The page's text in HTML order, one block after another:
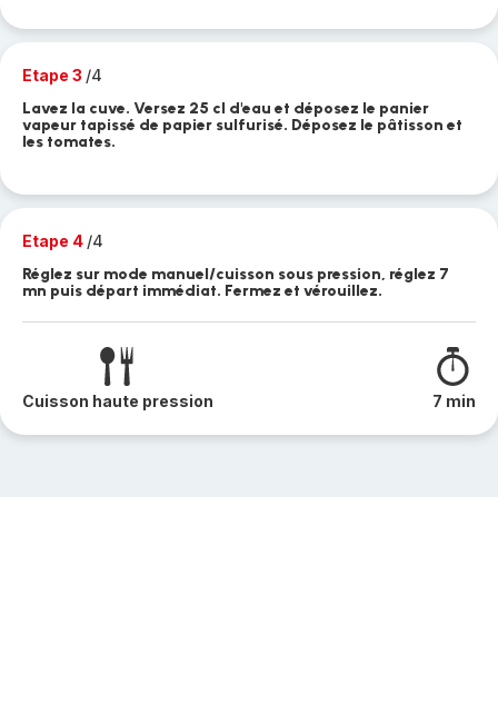
Etape 3 /4
Lavez la cuve. Versez 25 cl d'eau et déposez le panier
vapeur tapissé de papier sulfurisé. Déposez le pâtisson et
les tomates.
Etape 4 /4
Réglez sur mode manuel/cuisson sous pression, réglez 7
mn puis départ immédiat. Fermez et vérouillez.
Cuisson haute pression 7 min